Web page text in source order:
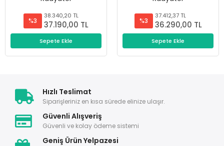
%3
38.340,20 TL
37.190,00 TL
Sepete Ekle
%3
37.412,37 TL
36.290,00 TL
Sepete Ekle
Hızlı Teslimat
Siparişleriniz en kısa sürede elinize ulaşır.
Güvenli Alışveriş
Güvenli ve kolay ödeme sistemi
Geniş Ürün Yelpazesi